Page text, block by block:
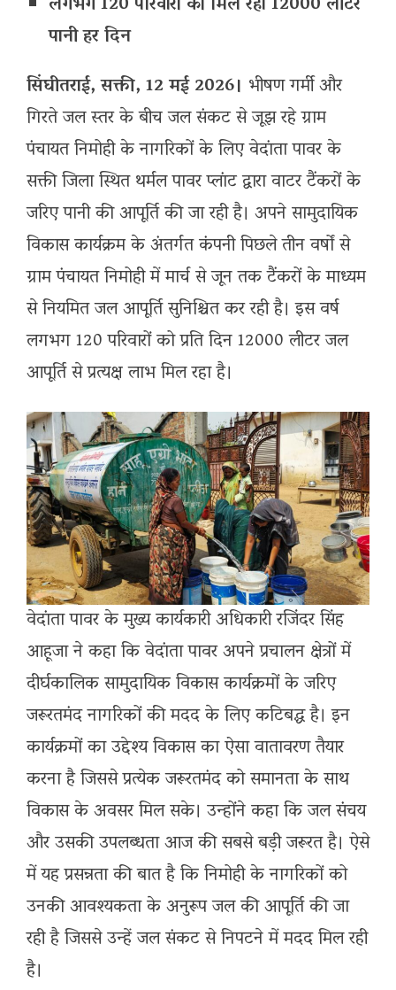
पानी हर दिन
सिंघीतराई, सक्ती, 12 मई 2026। भीषण गर्मी और
गिरते जल स्तर के बीच जल संकट से जूझ रहे ग्राम
पंचायत निमोही के नागरिकों के लिए वेदांता पावर के
सक्ती जिला स्थित थर्मल पावर प्लांट द्वारा वाटर टैंकरों के
जरिए पानी की आपूर्ति की जा रही है। अपने सामुदायिक
विकास कार्यक्रम के अंतर्गत कंपनी पिछले तीन वर्षों से
ग्राम पंचायत निमोही में मार्च से जून तक टैंकरों के माध्यम
से नियमित जल आपूर्ति सुनिश्चित कर रही है। इस वर्ष
लगभग 120 परिवारों को प्रति दिन 12000 लीटर जल
आपूर्ति से प्रत्यक्ष लाभ मिल रहा है।
वेदांता पावर के मुख्य कार्यकारी अधिकारी रजिंदर सिंह
आहूजा ने कहा कि वेदांता पावर अपने प्रचालन क्षेत्रों में
दीर्घकालिक सामुदायिक विकास कार्यक्रमों के जरिए
जरूरतमंद नागरिकों की मदद के लिए कटिबद्ध है। इन
कार्यक्रमों का उद्देश्य विकास का ऐसा वातावरण तैयार
करना है जिससे प्रत्येक जरूरतमंद को समानता के साथ
विकास के अवसर मिल सके। उन्होंने कहा कि जल संचय
और उसकी उपलब्धता आज की सबसे बड़ी जरूरत है। ऐसे
में यह प्रसन्नता की बात है कि निमोही के नागरिकों को
उनकी आवश्यकता के अनुरूप जल की आपूर्ति की जा
रही है जिससे उन्हें जल संकट से निपटने में मदद मिल रही
है।